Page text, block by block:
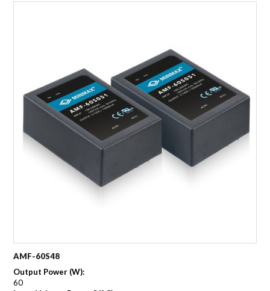
AMF-60S48
Output Power (W):
60